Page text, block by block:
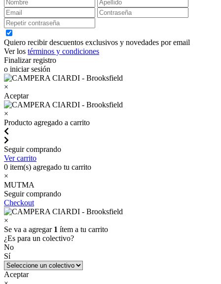
Quiero recibir descuentos exclusivos y novedades por email
Ver los términos y condiciones
Finalizar registro
o iniciar sesión
×
Aceptar
×
Producto agregado a carrito
Seguir comprando
Ver carrito
0 item(s) agregado tu carrito
×
MUTMA
Seguir comprando
Checkout
×
Se va a agregar 1 ítem a tu carrito
¿Es para un colectivo?
No
Sí
Aceptar